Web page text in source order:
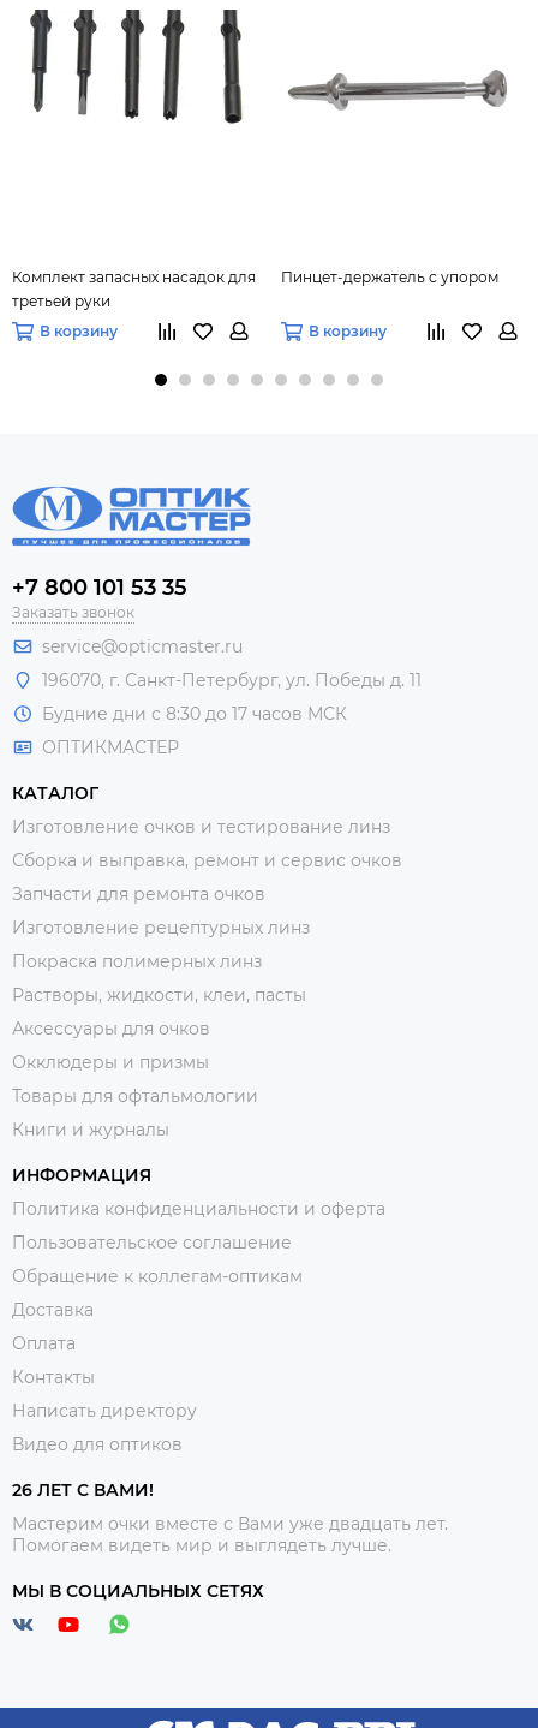
Комплект запасных насадок для
третьей руки
В корзину
Пинцет-держатель с упором
В корзину
+7 800 101 53 35
Заказать звонок
service@opticmaster.ru
196070, г. Санкт-Петербург, ул. Победы д. 11
Будние дни с 8:30 до 17 часов МСК
ОПТИКМАСТЕР
КАТАЛОГ
Изготовление очков и тестирование линз
Сборка и выправка, ремонт и сервис очков
Запчасти для ремонта очков
Изготовление рецептурных линз
Покраска полимерных линз
Растворы, жидкости, клеи, пасты
Аксессуары для очков
Окклюдеры и призмы
Товары для офтальмологии
Книги и журналы
ИНФОРМАЦИЯ
Политика конфиденциальности и оферта
Пользовательское соглашение
Обращение к коллегам-оптикам
Доставка
Оплата
Контакты
Написать директору
Видео для оптиков
26 ЛЕТ С ВАМИ!
Мастерим очки вместе с Вами уже двадцать лет.
Помогаем видеть мир и выглядеть лучше.
МЫ В СОЦИАЛЬНЫХ СЕТЯХ